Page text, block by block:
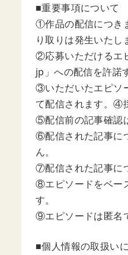
■重要事項について
①作品の配信につき
り取りは発生いたし
②応募いただけるエ
jp」への配信を許諾
③いただいたエピソ
て配信されます。④
⑤配信前の記事確認
⑥配信された記事に
ん。
⑦配信された記事に
⑧エピソードをベー
す。
⑨エピソードは匿名
■個人情報の取扱い